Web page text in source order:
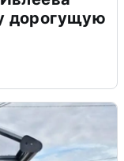
дорогущую